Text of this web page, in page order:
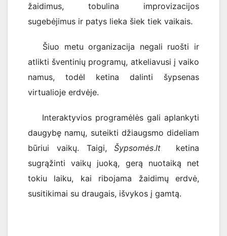
žaidimus, tobulina improvizacijos
sugebėjimus ir patys lieka šiek tiek vaikais.
Šiuo metu organizacija negali ruošti ir
atlikti šventinių programų, atkeliavusi į vaiko
namus, todėl ketina dalinti šypsenas
virtualioje erdvėje.
Interaktyvios programėlės gali aplankyti
daugybę namų, suteikti džiaugsmo dideliam
būriui vaikų. Taigi,Šypsomės.lt
ketina
sugrąžinti vaikų juoką, gerą nuotaiką net
tokiu laiku, kai ribojama žaidimų erdvė,
susitikimai su draugais, išvykos į gamtą.